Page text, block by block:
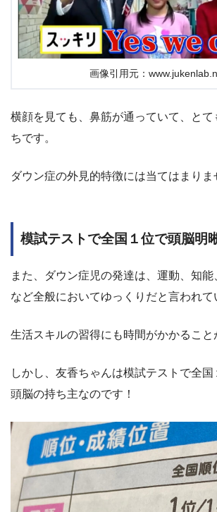
画像引用元：
横顔を見ても、鼻筋が通っていて、とて
ちです。
ダウン症の外見的特徴には当てはまりま
模試テストで全国１位で頭脳明
また、ダウン症児の発達は、運動、知
など全般においてゆっくりだと言われて
生活スキルの習得にも時間がかかること
しかし、友香ちゃんは模試テストで全
頭脳の持ち主なのです！